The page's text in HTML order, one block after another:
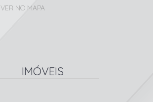
VER NO MAPA
IMÓVEIS